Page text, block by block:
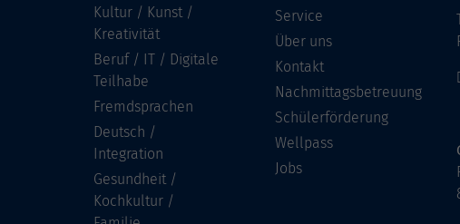
Kultur / Kunst /
Kreativität
Beruf / IT / Digitale
Teilhabe
Fremdsprachen
Deutsch /
Integration
Gesundheit /
Kochkultur /
Service
Über uns
Kontakt
Nachmittagsbetreuung
Schülerförderung
Wellpass
Jobs